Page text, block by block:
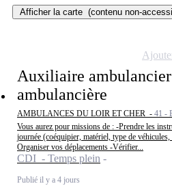
Afficher la carte (contenu non-
Auxiliaire
ambulancière
AMBULANCES DU LOIR ET CHER - 41 -
Vous aurez pour missions de : -Prendre les
journée (coéquipier, matériel, type de
Organiser vos déplacements -Vérifier...
CDI - Temps plein
Publié il y a 4 jours